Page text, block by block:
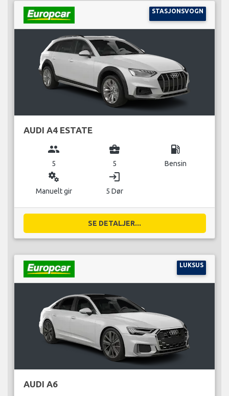
STASJONSVOGN
AUDI A4 ESTATE
group
5
business_center
5
local_gas_station
Bensin
miscellaneous_services
Manuelt gir
login
5 Dør
SE DETALJER...
LUKSUS
AUDI A6